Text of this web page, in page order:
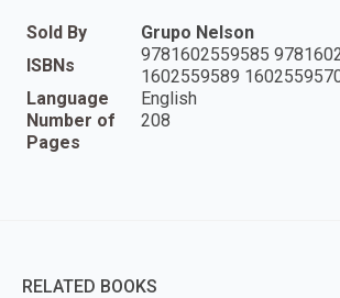
Sold By
Grupo Nelson
ISBNs
9781602559585
1602559589
Language
English
Number of
Pages
208
RELATED BOOKS